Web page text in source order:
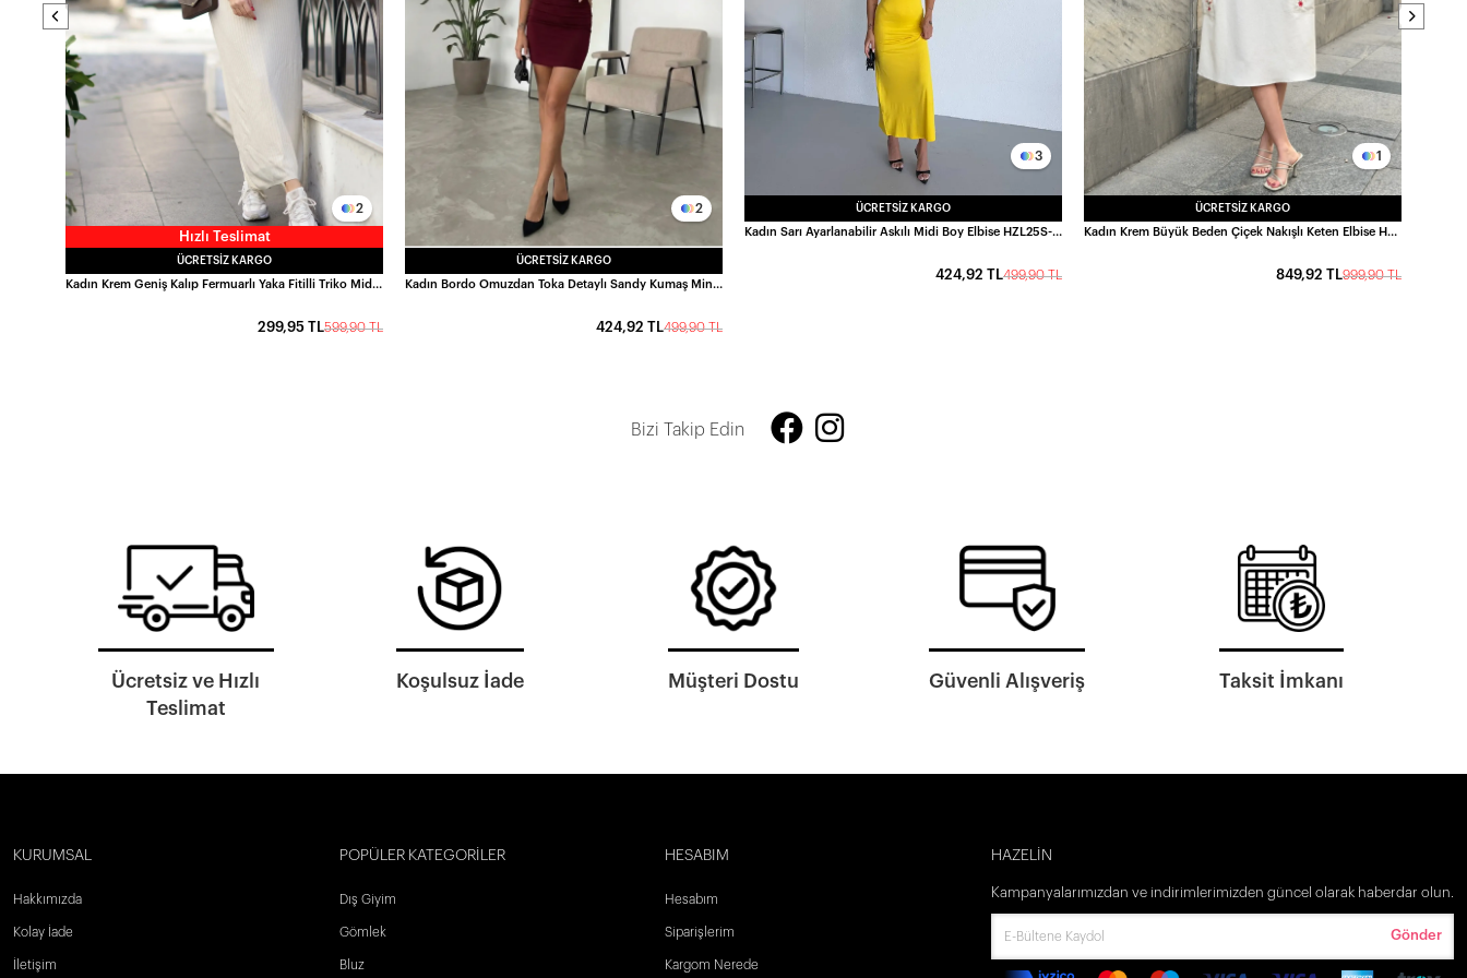
Hızlı Teslimat
2
ÜCRETSIZ KARGO
Kadın Krem Geniş Kalıp Fermuarlı Yaka Fitilli Triko Midi Elbise HZL24W-BD1101831
599,90 TL
299,95 TL
2
ÜCRETSIZ KARGO
Kadın Bordo Omuzdan Toka Detaylı Sandy Kumaş Mini Elbise HZL26S-FRY123851
499,90 TL
424,92 TL
3
ÜCRETSIZ KARGO
Kadın Sarı Ayarlanabilir Askılı Midi Boy Elbise HZL25S-FRY122921
499,90 TL
424,92 TL
1
ÜCRETSIZ KARGO
Kadın Krem Büyük Beden Çiçek Nakışlı Keten Elbise HZL26S-VL15001
999,90 TL
849,92 TL
Bizi Takip Edin
Ücretsiz ve Hızlı
Teslimat
Koşulsuz İade Müşteri Dostu Güvenli Alışveriş Taksit İmkanı
KURUMSAL
Hakkımızda
Kolay İade
İletişim
POPÜLER KATEGORİLER
Dış Giyim
Gömlek
Bluz
HESABIM
Hesabım
Siparişlerim
Kargom Nerede
HAZELİN
Kampanyalarımızdan ve indirimlerimizden güncel olarak haberdar olun.
Gönder